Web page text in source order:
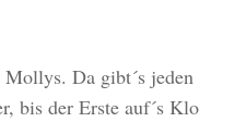
Da gibt´s jeden
bis der Erste auf´s Klo